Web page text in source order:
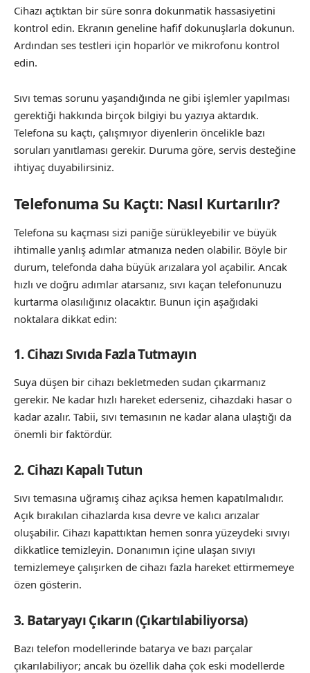
Cihazı açtıktan bir süre sonra dokunmatik hassasiyetini
kontrol edin. Ekranın geneline hafif dokunuşlarla dokunun.
Ardından ses testleri için hoparlör ve mikrofonu kontrol
edin.
Sıvı temas sorunu yaşandığında ne gibi işlemler yapılması
gerektiği hakkında birçok bilgiyi bu yazıya aktardık.
Telefona su kaçtı, çalışmıyor diyenlerin öncelikle bazı
soruları yanıtlaması gerekir. Duruma göre, servis desteğine
ihtiyaç duyabilirsiniz.
Telefonuma Su Kaçtı: Nasıl Kurtarılır?
Telefona su kaçması sizi paniğe sürükleyebilir ve büyük
ihtimalle yanlış adımlar atmanıza neden olabilir. Böyle bir
durum, telefonda daha büyük arızalara yol açabilir. Ancak
hızlı ve doğru adımlar atarsanız, sıvı kaçan telefonunuzu
kurtarma olasılığınız olacaktır. Bunun için aşağıdaki
noktalara dikkat edin:
1. Cihazı Sıvıda Fazla Tutmayın
Suya düşen bir cihazı bekletmeden sudan çıkarmanız
gerekir. Ne kadar hızlı hareket ederseniz, cihazdaki hasar o
kadar azalır. Tabii, sıvı temasının ne kadar alana ulaştığı da
önemli bir faktördür.
2. Cihazı Kapalı Tutun
Sıvı temasına uğramış cihaz açıksa hemen kapatılmalıdır.
Açık bırakılan cihazlarda kısa devre ve kalıcı arızalar
oluşabilir. Cihazı kapattıktan hemen sonra yüzeydeki sıvıyı
dikkatlice temizleyin. Donanımın içine ulaşan sıvıyı
temizlemeye çalışırken de cihazı fazla hareket ettirmemeye
özen gösterin.
3. Bataryayı Çıkarın (Çıkartılabiliyorsa)
Bazı telefon modellerinde batarya ve bazı parçalar
çıkarılabiliyor; ancak bu özellik daha çok eski modellerde